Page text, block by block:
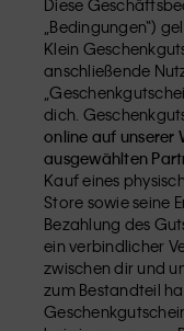
Diese
„Bedingungen“)
Klein
anschließende
dich.
online auf unserer
ausgewählten
Kauf eines
Store sowie seine
Bezahlung des
ein verbindlicher
zwischen dir und
zum Bestandteil